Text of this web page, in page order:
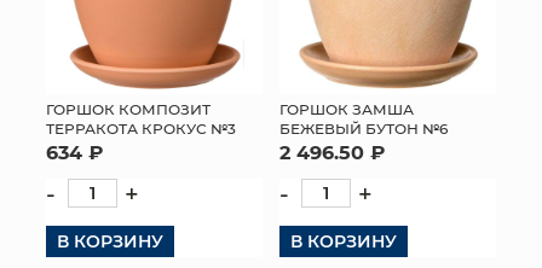
ПАКЕТЫ И СУМКИ
ТОРГОВЫЙ ЦЕНТР
ОПТОВЫМ КЛИЕНТАМ
ДОСТАВКА И ОПЛАТА
ГОРШОК КОМПОЗИТ
ТЕРРАКОТА КРОКУС №3
634 ₽
- +
В КОРЗИНУ
ГОРШОК ЗАМША
БЕЖЕВЫЙ БУТОН №6
2 496.50 ₽
- +
В КОРЗИНУ